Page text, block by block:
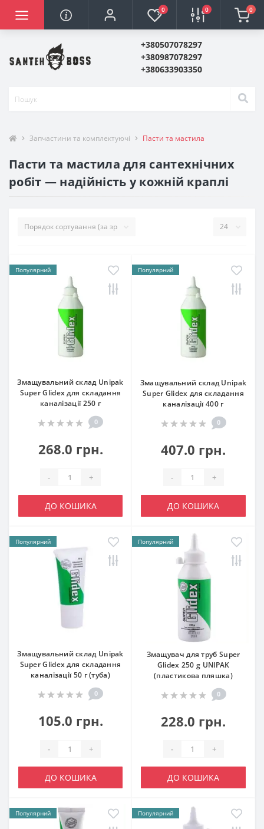
0 0 0
+380507078297
+380987078297
+380633903350
Запчастини та комплектуючі Пасти та мастила
Пасти та мастила для сантехнічних
робіт — надійність у кожній краплі
Популярний
Змащувальний склад Unipak
Super Glidex для складання
каналізації 250 г
0
268.0 грн.
- +
ДО КОШИКА
Популярний
Змащувальний склад Unipak
Super Glidex для складання
каналізації 400 г
0
407.0 грн.
- +
ДО КОШИКА
Популярний
Змащувальний склад Unipak
Super Glidex для складання
каналізації 50 г (туба)
0
105.0 грн.
- +
ДО КОШИКА
Популярний
Змащувач для труб Super
Glidex 250 g UNIPAK
(пластикова пляшка)
0
228.0 грн.
- +
ДО КОШИКА
Популярний Популярний